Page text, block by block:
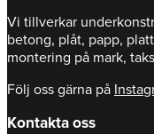
Vi tillverkar
betong, plåt, papp,
montering på mark,
Följ oss gärna på
Kontakta oss